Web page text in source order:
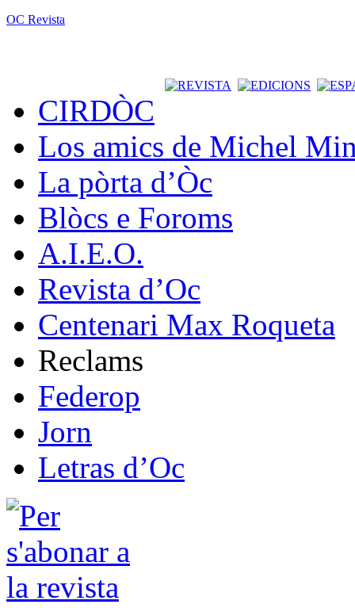
OC Revista
CIRDÒC
Los amics de Michel
La pòrta d’Òc
Blòcs e Foroms
A.I.E.O.
Revista d’Oc
Centenari Max Roqueta
Reclams
Federop
Jorn
Letras d’Oc